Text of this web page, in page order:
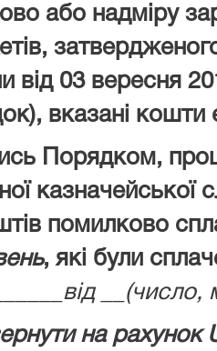
або надміру
від 03 вересня
вказані
Порядком,
казначейської
помилково
, які були
__(число,
на рахунок